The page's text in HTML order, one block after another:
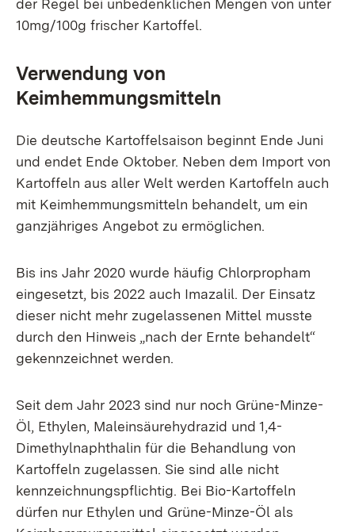
der Regel bei unbedenklichen Mengen von unter
10mg/100g frischer Kartoffel.
Verwendung von
Keimhemmungsmitteln
Die deutsche Kartoffelsaison beginnt Ende Juni
und endet Ende Oktober. Neben dem Import von
Kartoffeln aus aller Welt werden Kartoffeln auch
mit Keimhemmungsmitteln behandelt, um ein
ganzjähriges Angebot zu ermöglichen.
Bis ins Jahr 2020 wurde häufig Chlorpropham
eingesetzt, bis 2022 auch Imazalil. Der Einsatz
dieser nicht mehr zugelassenen Mittel musste
durch den Hinweis „nach der Ernte behandelt“
gekennzeichnet werden.
Seit dem Jahr 2023 sind nur noch Grüne-Minze-
Öl, Ethylen, Maleinsäurehydrazid und 1,4-
Dimethylnaphthalin für die Behandlung von
Kartoffeln zugelassen. Sie sind alle nicht
kennzeichnungspflichtig. Bei Bio-Kartoffeln
dürfen nur Ethylen und Grüne-Minze-Öl als